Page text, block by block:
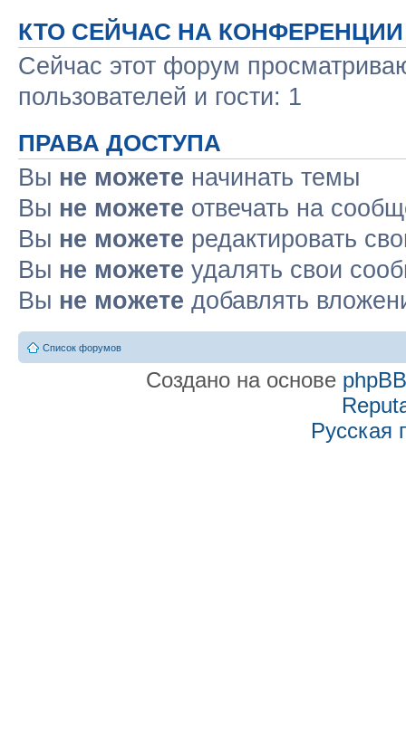
КТО СЕЙЧАС НА КОНФЕРЕНЦИИ
Сейчас этот форум
пользователей и гости: 1
ПРАВА ДОСТУПА
Вы не можете начинать темы
Вы не можете отвечать на
Вы не можете редактировать
Вы не можете удалять свои
Вы не можете добавлять
Список форумов
Создано на основе phpBB
Русская